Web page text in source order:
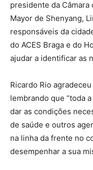
presidente da Câmara
Mayor de Shenyang,
responsáveis da
do ACES Braga e do
ajudar a identificar as
Ricardo Rio
lembrando que “toda
dar as condições
de saúde e outros
na linha da frente no
desempenhar a sua